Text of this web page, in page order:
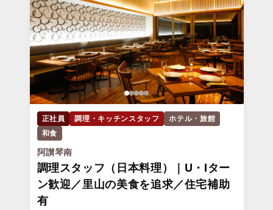
正社員 調理・キッチンスタッフ
ホテル・旅館
和食
阿讃琴南
調理スタッフ（日本料理）｜U・Iター
ン歓迎／里山の美食を追求／住宅補助
有